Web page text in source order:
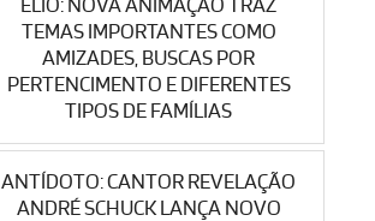
ELIO: NOVA ANIMAÇÃO TRAZ
TEMAS IMPORTANTES COMO
AMIZADES, BUSCAS POR
PERTENCIMENTO E DIFERENTES
TIPOS DE FAMÍLIAS
ANTÍDOTO: CANTOR REVELAÇÃO
ANDRÉ SCHUCK LANÇA NOVO